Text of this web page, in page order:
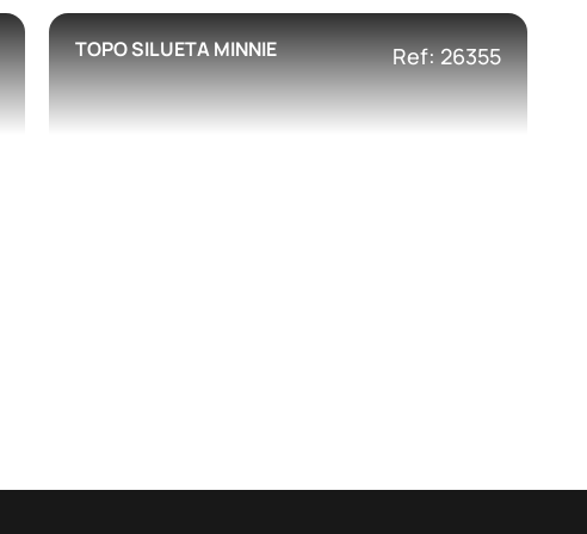
TOPO SILUETA MINNIE Ref: 26355